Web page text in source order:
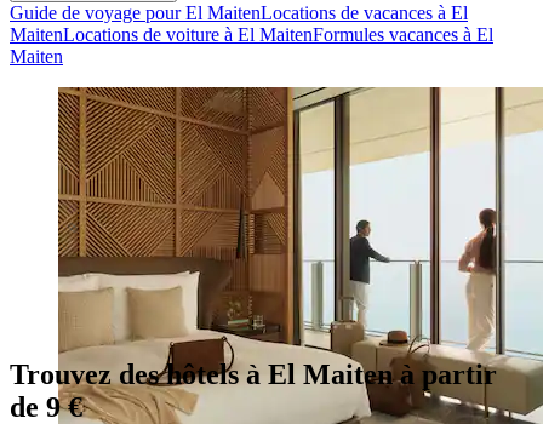
Guide de voyage pour El MaitenLocations de vacances à El
MaitenLocations de voiture à El MaitenFormules vacances à El
Maiten
Trouvez des hôtels à El Maiten à partir
de 9 €